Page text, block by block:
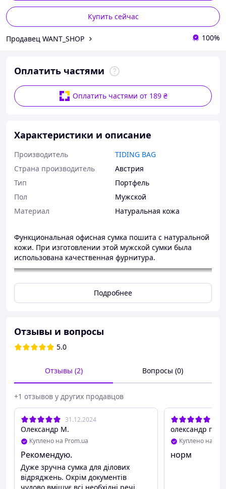
Купить сейчас
Продавец WANT_SHOP 100%
Оплатить частями
Оплатить частями от 189 ₴
Характеристики и описание
Производитель
TIDING BAG
Страна производитель
Австрия
Тип
Портфель
Пол
Мужской
Материал
Натуральная кожа
Функциональная офисная сумка пошита с натуральной
кожи. При изготовлении этой мужской сумки была
использована качественная фурнитура.
Особенности и преимущества:
Натуральная кожа высокого качества – крепкая,
долговечная и приятная на ощупь.
Классический черный цвет с металлической
серебристой фурнитурой сочетается с любым
Подробнее
Отзывы и вопросы
5.0
Отзывы (2) Вопросы (0)
+1 отзывов у других продавцов
31.12.2024
Олександр М.
Куплено на Prom.ua
Рекомендую.
Дуже зручна сумка для ділових
відряджень. Окрім документів
олександр г.
Куплено на
норм